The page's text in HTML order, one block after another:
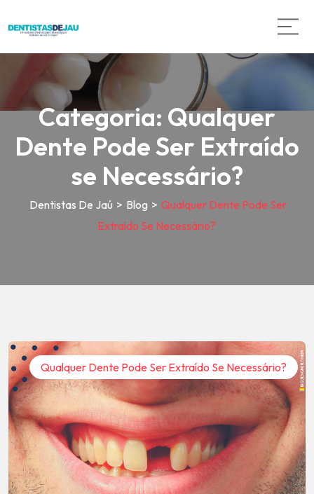
Categoria: Qualquer
Dente Pode Ser Extraído
se Necessário?
Dentistas De Jaú > Blog > Qualquer Dente Pode Ser
Extraído Se Necessário?
Qualquer Dente Pode Ser Extraído Se Necessário?